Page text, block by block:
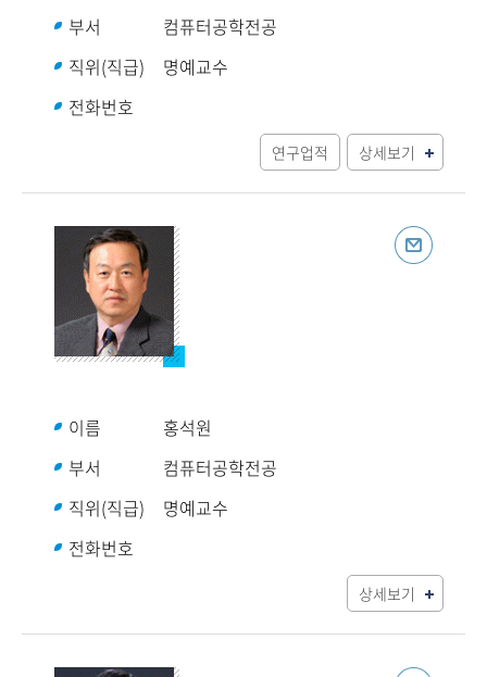
부서
컴퓨터공학전공
직위(직급)
명예교수
전화번호
연구업적 상세보기
이름
홍석원
부서
컴퓨터공학전공
직위(직급)
명예교수
전화번호
상세보기